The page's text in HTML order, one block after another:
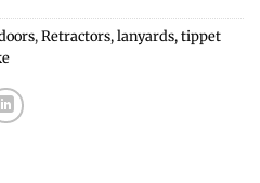
,Retractors, lanyards, tippet